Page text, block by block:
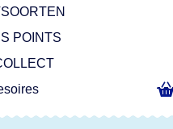
POINTS